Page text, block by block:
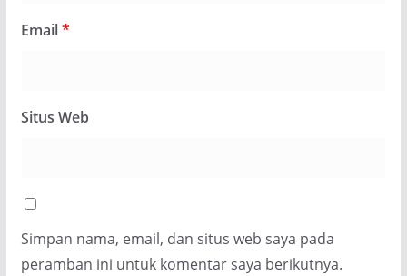
Email*
Situs Web
Simpan nama, email, dan situs web saya pada
peramban ini untuk komentar saya berikutnya.